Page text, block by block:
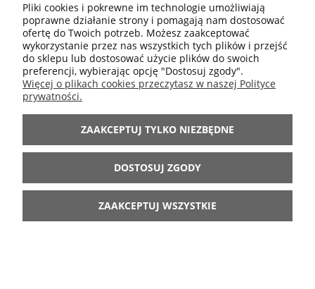
MOJE KONTO
INFORMACJE
ARANŻACJE
BĄDŹ Z NAMI
Pliki cookies i pokrewne im technologie umożliwiają
poprawne działanie strony i pomagają nam dostosować
ofertę do Twoich potrzeb. Możesz zaakceptować
wykorzystanie przez nas wszystkich tych plików i przejść
do sklepu lub dostosować użycie plików do swoich
preferencji, wybierając opcję "Dostosuj zgody".
Więcej o plikach cookies przeczytasz w naszej Polityce
prywatności.
ZAAKCEPTUJ TYLKO NIEZBĘDNE
DOSTOSUJ ZGODY
ZAAKCEPTUJ WSZYSTKIE